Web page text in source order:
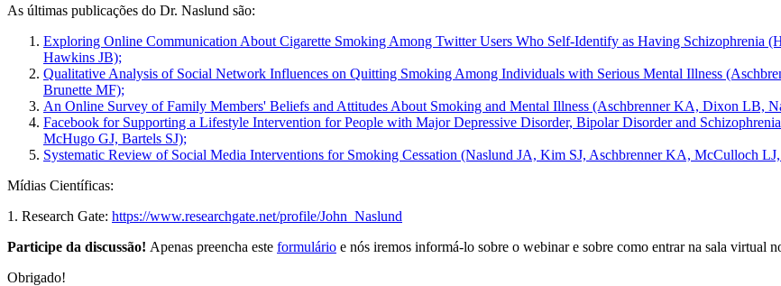
As últimas publicações do Dr. Naslund são:
Exploring Online Communication About Cigarette Smoking Among Twitter Users Who Self-Identify as Having Schizophrenia
Hawkins JB);
Qualitative Analysis of Social Network Influences on Quitting Smoking Among Individuals with Serious Mental Illness
Brunette MF);
An Online Survey of Family Members' Beliefs and Attitudes About Smoking and Mental Illness (Aschbrenner KA, Dixon LB,
Facebook for Supporting a Lifestyle Intervention for People with Major Depressive Disorder, Bipolar Disorder and
McHugo GJ, Bartels SJ);
Systematic Review of Social Media Interventions for Smoking Cessation (Naslund JA, Kim SJ, Aschbrenner KA, McCulloch
Mídias Científicas:
1. Research Gate: https://www.researchgate.net/profile/John_Naslund
Participe da discussão! Apenas preencha este formulário e nós iremos informá-lo sobre o webinar e sobre como entrar na sala virtual
Obrigado!